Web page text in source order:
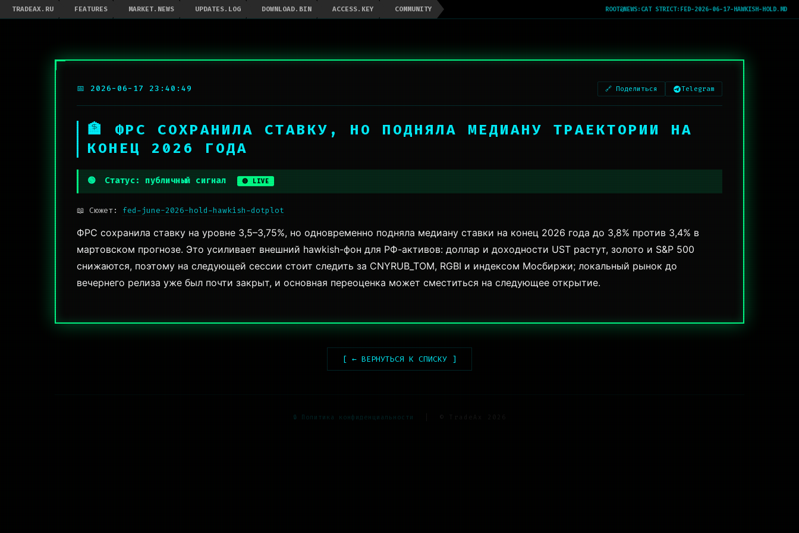
TRADEAX.RU FEATURES MARKET.NEWS UPDATES.LOG DOWNLOAD.BIN ACCESS.KEY COMMUNITY ROOT@NEWS: CAT STRICT:FED-2026-06-17-HAWKISH-HOLD.MD
📅 2026-06-17 23:40:49 🔗 Поделиться Telegram
🏦 ФРС СОХРАНИЛА СТАВКУ, НО ПОДНЯЛА МЕДИАНУ ТРАЕКТОРИИ НА
КОНЕЦ 2026 ГОДА
🟢 Статус: публичный сигнал 🔴 LIVE
📖 Сюжет: fed-june-2026-hold-hawkish-dotplot
ФРС сохранила ставку на уровне 3,5–3,75%, но одновременно подняла медиану ставки на конец 2026 года до 3,8% против 3,4% в
мартовском прогнозе. Это усиливает внешний hawkish-фон для РФ-активов: доллар и доходности UST растут, золото и S&P 500
снижаются, поэтому на следующей сессии стоит следить за CNYRUB_TOM, RGBI и индексом Мосбиржи; локальный рынок до
вечернего релиза уже был почти закрыт, и основная переоценка может сместиться на следующее открытие.
[ ← ВЕРНУТЬСЯ К СПИСКУ ]
🔒 Политика конфиденциальности